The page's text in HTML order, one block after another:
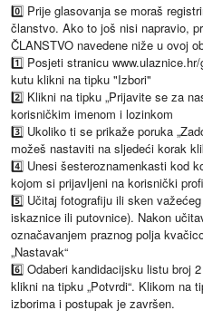
0️⃣ Prije glasovanja se moraš
članstvo. Ako to još nisi napravio,
ČLANSTVO navedene niže u ovoj
1️⃣ Posjeti stranicu
kutu klikni na tipku "Izbori"
2️⃣ Klikni na tipku „Prijavite se za
korisničkim imenom i lozinkom
3️⃣ Ukoliko ti se prikaže poruka
možeš nastaviti na sljedeći korak
4️⃣ Unesi šesteroznamenkasti kod
kojom si prijavljeni na korisnički
5️⃣ Učitaj fotografiju ili sken
iskaznice ili putovnice). Nakon
označavanjem praznog polja
„Nastavak“
6️⃣ Odaberi kandidacijsku listu broj
klikni na tipku „Potvrdi“. Klikom na
izborima i postupak je završen.